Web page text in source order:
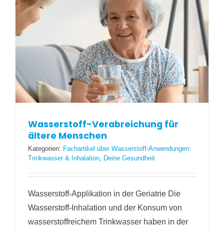
Wasserstoff-Verabreichung für
ältere Menschen
Kategorien: Fachartikel über Wasserstoff-Anwendungen:
Trinkwasser & Inhalation, Deine Gesundheit
Wasserstoff-Applikation in der Geriatrie Die
Wasserstoff-Inhalation und der Konsum von
wasserstoffreichem Trinkwasser haben in der